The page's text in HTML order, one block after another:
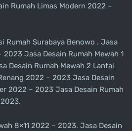
Rumah Limas Modern 2022 –
Rumah Surabaya Benowo . Jasa
2023 Jasa Desain Rumah Mewah 1
Desain Rumah Mewah 2 Lantai
2022 – 2023 Jasa Desain
2022 – 2023 Jasa Desain Rumah
8×11 2022 – 2023. Jasa Desain